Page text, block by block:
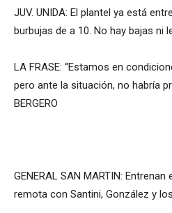
JUV. UNIDA: El plantel ya está
burbujas de a 10. No hay bajas ni
LA FRASE: “Estamos en
pero ante la situación, no habría
BERGERO
GENERAL SAN MARTIN:
remota con Santini, González y